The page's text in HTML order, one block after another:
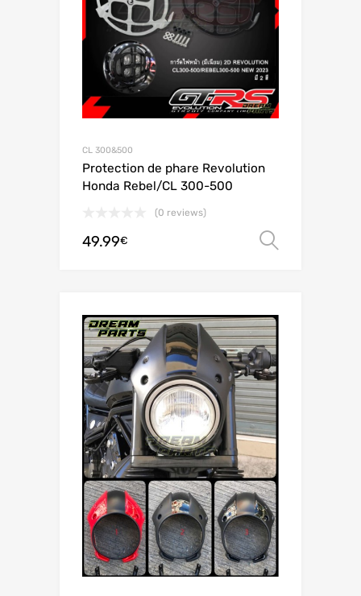
CL 300&500
Protection de phare Revolution
Honda Rebel/CL 300-500
(0 reviews)
49.99€